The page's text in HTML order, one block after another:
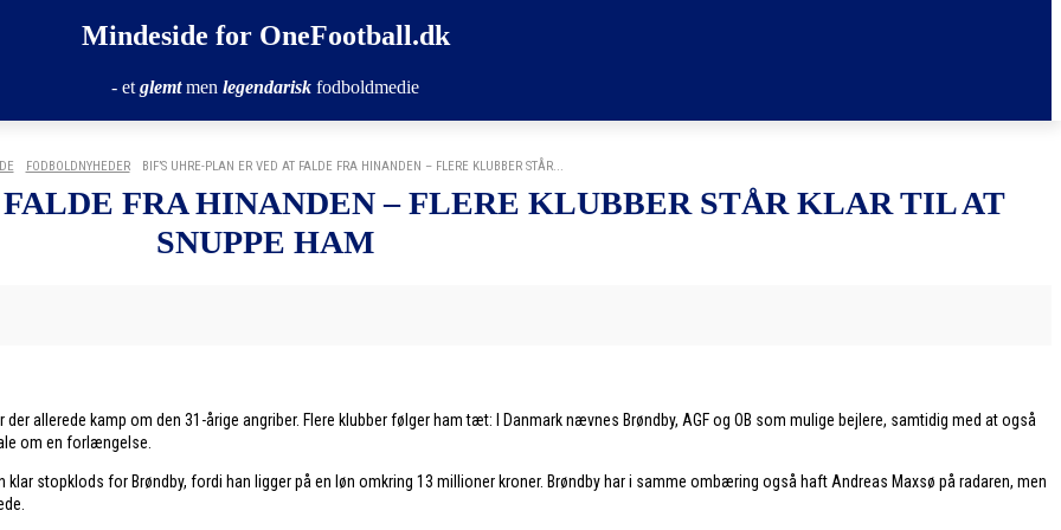
Mindeside for OneFootball.dk
- et glemtmen legendarisk fodboldmedie
FODBOLDNYHEDER BIF’S UHRE-PLAN ER VED AT FALDE FRA HINANDEN – FLERE KLUBBER STÅR...
FRA HINANDEN – FLERE KLUBBER STÅR KLAR TIL AT
SNUPPE HAM
allerede kamp om den 31-årige angriber. Flere klubber følger ham tæt: I Danmark nævnes Brøndby, AGF og OB som mulige bejlere, samtidig med at også
om en forlængelse.
stopklods for Brøndby, fordi han ligger på en løn omkring 13 millioner kroner. Brøndby har i samme ombæring også haft Andreas Maxsø på radaren, men